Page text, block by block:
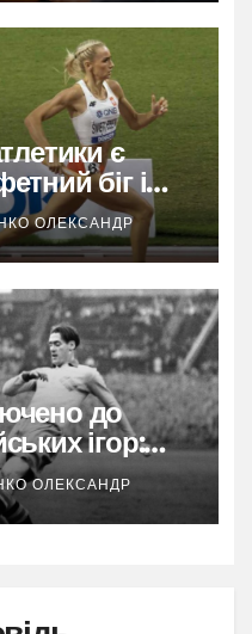
є
біг і
ОЛЕКСАНДР
до
ігор:
1900 року
ОЛЕКСАНДР